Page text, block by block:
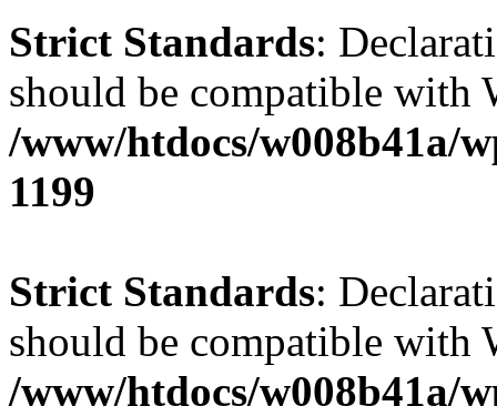
Strict Standards:
should be compatible with
/www/htdocs/w008b41a/
1199
Strict Standards:
should be compatible with
/www/htdocs/w008b41a/